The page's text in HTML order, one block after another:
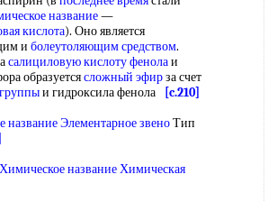
название—
кислота). Оно является
и болеутоляющим средством.
салициловую кислоту фенолаи
образуетсясложный эфирза счет
и гидроксила фенола
[c.210]
названиеЭлементарное звеноТип
Химическое название Химическая